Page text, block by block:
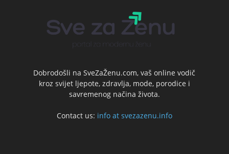
Dobrodošli na SveZaŽenu.com, vaš online vodič
kroz svijet ljepote, zdravlja, mode, porodice i
savremenog načina života.
Contact us: info at svezazenu.info